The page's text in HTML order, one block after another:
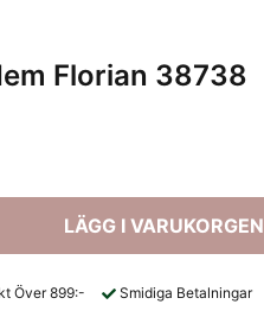
Florian 38738
LÄGG I VARUKORGEN
Över 899:- Smidiga Betalningar